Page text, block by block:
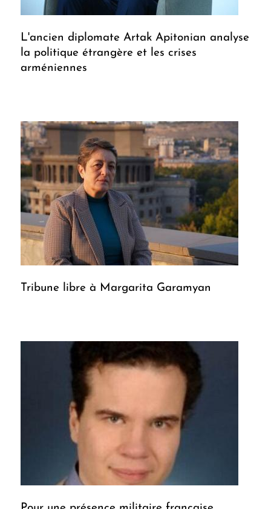
L'ancien diplomate Artak Apitonian analyse
la politique étrangère et les crises
arméniennes
Tribune libre à Margarita Garamyan